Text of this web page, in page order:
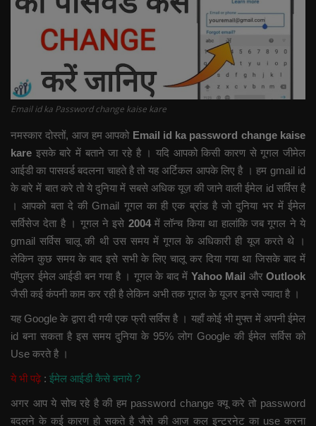
Email id ka Password change kaise kare
नमस्कार दोस्तों, आज हम आपको Email id ka password change kaise
kare इसके बारे में बताने जा रहे है । यदि आपको किसी कारण से गूगल जीमेल
आईडी का पासवर्ड बदलना चाहते है तो यह अर्टिकल आपके लिए है । हम gmail id
के बारे में बात करे तो ये दुनिया में सबसे अधिक यूज़ की जाने वाली ईमेल id सर्विस है
। आपको बता दे की Gmail गूगल का ही एक ब्रांड है जो दुनिया भर में ईमेल
सर्विसेज देता है । गूगल ने इसे 2004में लॉन्च किया था हालांकि जब गूगल ने ये
gmail सर्विस चालू की थी उस समय में गूगल के अधिकारी ही यूज करते थे ।
लेकिन कुछ समय के बाद इसे सभी के लिए चालू कर दिया गया था जिसके बाद में
पॉपुलर ईमेल आईडी बन गया है । गूगल के बाद में Yahoo Mail और Outlook
जैसी कई कंपनी काम कर रही है लेकिन अभी तक गूगल के यूजर इनसे ज्यादा है ।
यह Google के द्वारा दी गयी एक फ्री सर्विस है । यहाँ कोई भी मुफ्त में अपनी ईमेल
id बना सकता है इस समय दुनिया के 95% लोग Google की ईमेल सर्विस को
Use करते है ।
ये भी पढ़े : ईमेल आईडी कैसे बनाये ?
अगर आप ये सोच रहे है की हम password change क्यू करे तो password
बदलने के कई कारण हो सकते है जैसे की आज कल इन्टरनेट का use करना